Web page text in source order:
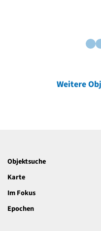
Weitere
Objektsuche
Karte
Im Fokus
Epochen